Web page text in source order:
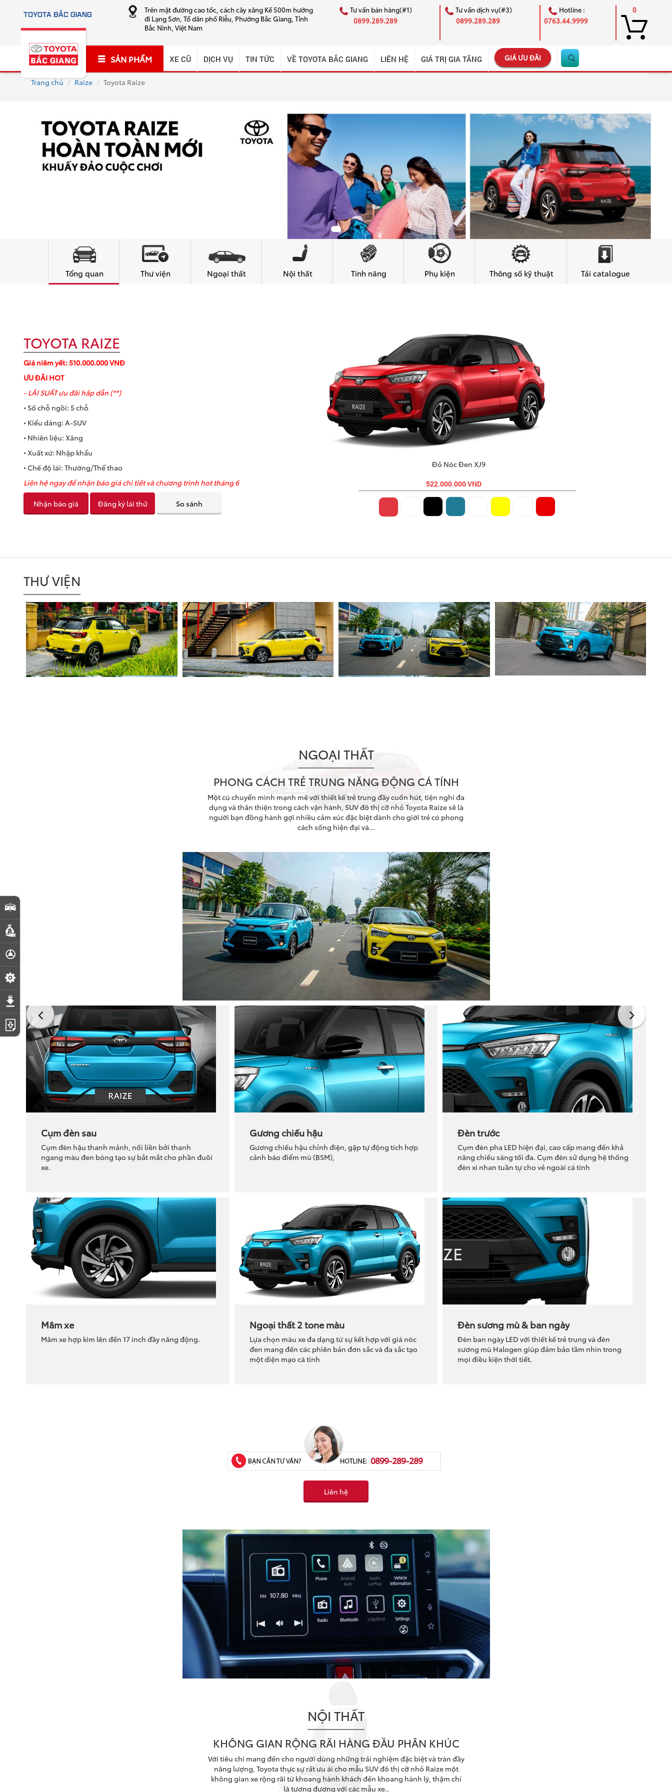
TOYOTA BẮC GIANG
Trên mặt đường cao tốc, cách cây xăng Kế 500m hướng
đi Lạng Sơn, Tổ dân phố Riễu, Phường Bắc Giang, Tỉnh
Bắc Ninh, Việt Nam
Tư vấn bán hàng(#1)
0899.289.289
Tư vấn dịch vụ(#3)
0899.289.289
Hotline :
0763.44.9999
0
SẢN PHẨM XE CŨ DỊCH VỤ TIN TỨC VỀ TOYOTA BẮC GIANG LIÊN HỆ GIÁ TRỊ GIA TĂNG GIÁ ƯU ĐÃI
Trang chủ Raize Toyota Raize
Tổng quan Thư viện Ngoại thất Nội thất Tính năng Phụ kiện Thông số kỹ thuật Tải catalogue
TOYOTA RAIZE
Giá niêm yết: 510.000.000 VNĐ
ƯU ĐÃI HOT
- LÃI SUẤT ưu đãi hấp dẫn (**)
• Số chỗ ngồi: 5 chỗ
• Kiểu dáng: A-SUV
• Nhiên liệu: Xăng
• Xuất xứ: Nhập khẩu
• Chế độ lái: Thường/Thể thao
Liên hệ ngay để nhận báo giá chi tiết và chương trình hot tháng 6
Nhận báo giá Đăng ký lái thử So sánh
Trắng ngọc trai nóc đen (XJ5) XJ5
522.000.000 VND
THƯ VIỆN
NGOẠI THẤT
PHONG CÁCH TRẺ TRUNG NĂNG ĐỘNG CÁ TÍNH
Một cú chuyển mình mạnh mẽ với thiết kế trẻ trung đầy cuốn hút, tiện nghi đa
dụng và thân thiện trong cách vận hành, SUV đô thị cỡ nhỏ Toyota Raize sẽ là
người bạn đồng hành gợi nhiều cảm xúc đặc biệt dành cho giới trẻ có phong
cách sống hiện đại và...
Cụm đèn sau
Cụm đèn hậu thanh mảnh, nối liền bởi thanh
ngang màu đen bóng tạo sự bắt mắt cho phần đuôi
xe.
Gương chiếu hậu
Gương chiếu hậu chỉnh điện, gập tự động tích hợp
cảnh báo điểm mù (BSM),
Đèn trước
Cụm đèn pha LED hiện đại, cao cấp mang đến khả
năng chiếu sáng tối đa. Cụm đèn sử dụng hệ thống
đèn xi nhan tuần tự cho vẻ ngoài cá tính
Mâm xe
Mâm xe hợp kim lên đến 17 inch đầy năng động.
Ngoại thất 2 tone màu
Lựa chọn màu xe đa dạng từ sự kết hợp với giá nóc
đen mang đến các phiên bản đơn sắc và đa sắc tạo
một diện mạo cá tính
Đèn sương mù & ban ngày
Đèn ban ngày LED với thiết kế trẻ trung và đèn
sương mù Halogen giúp đảm bảo tầm nhìn trong
mọi điều kiện thời tiết.
0899-289-289
Liên hệ
NỘI THẤT
KHÔNG GIAN RỘNG RÃI HÀNG ĐẦU PHÂN KHÚC
Với tiêu chí mang đến cho người dùng những trải nghiệm đặc biệt và tràn đầy
năng lượng, Toyota thực sự rất ưu ái cho mẫu SUV đô thị cỡ nhỏ Raize một
không gian xe rộng rãi từ khoang hành khách đến khoang hành lý, thậm chí
là tương đương với các mẫu xe..
Tải catalogue